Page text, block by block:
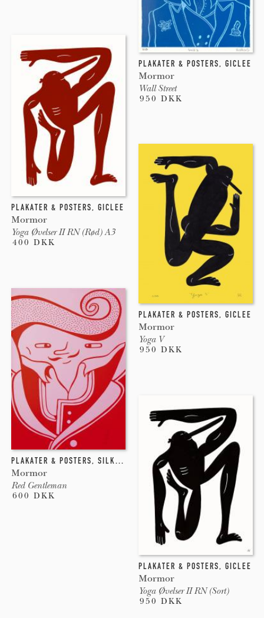
PLAKATER & POSTERS, GICLEE
Mormor
Wall Street
950 DKK
PLAKATER & POSTERS, GICLEE
Mormor
Yoga Øvelser II RN (Rød) A3
400 DKK
PLAKATER & POSTERS, GICLEE
Mormor
Yoga V
950 DKK
PLAKATER & POSTERS, SILKETRYK
Mormor
Red Gentleman
600 DKK
PLAKATER & POSTERS, GICLEE
Mormor
Yoga Øvelser II RN (Sort)
950 DKK